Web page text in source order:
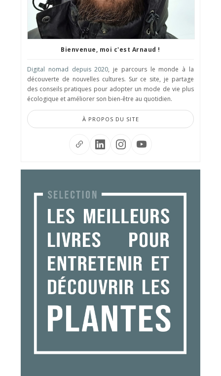
Bienvenue, moi c'est Arnaud !
Digital nomad depuis 2020, je parcours le monde à la
découverte de nouvelles cultures. Sur ce site, je partage
des conseils pratiques pour adopter un mode de vie plus
écologique et améliorer son bien-être au quotidien.
À PROPOS DU SITE